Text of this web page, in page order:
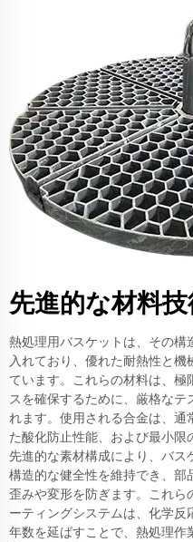
先進的な材料
熱処理用バスケットは、その構
入れており、優れた耐熱性と
ています。これらの材料は、
スを確保するために、厳格なテ
れます。使用される合金は、通
た酸化防止性能、および最小
先進的な素材構成により、バ
構造的な健全性を維持でき、部
歪みや変形を防ぎます。これら
ーティングシステムは、化学
年数を延ばすことで、熱処理